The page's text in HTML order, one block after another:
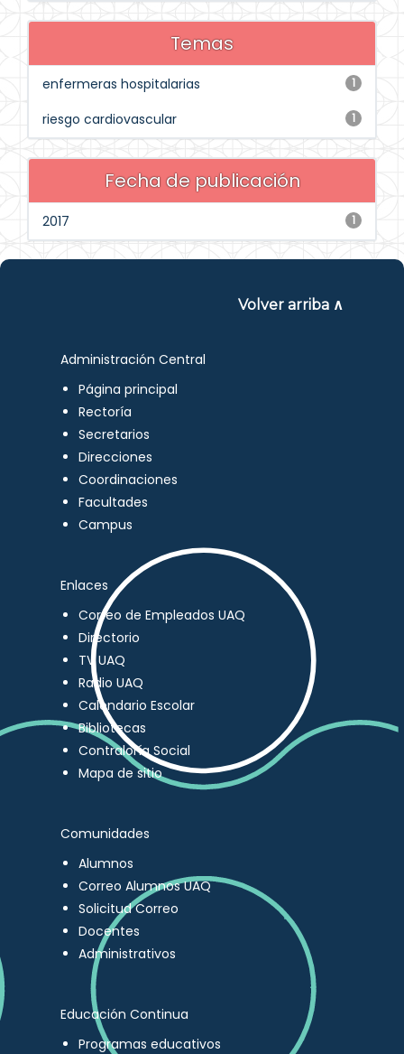
Temas
1
enfermeras hospitalarias
1
riesgo cardiovascular
Fecha de publicación
1
2017
Volver arriba ∧
Administración Central
Página principal
Rectoría
Secretarios
Direcciones
Coordinaciones
Facultades
Campus
Enlaces
Correo de Empleados UAQ
Directorio
TV UAQ
Radio UAQ
Calendario Escolar
Bibliotecas
Contraloría Social
Mapa de sitio
Comunidades
Alumnos
Correo Alumnos UAQ
Solicitud Correo
Docentes
Administrativos
Educación Continua
Programas educativos